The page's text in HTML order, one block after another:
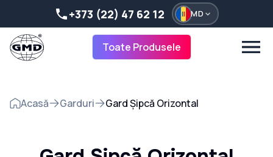
+373 (22) 47 62 12 MD
Toate Produsele
Acasă Garduri Gard Șipcă Orizontal